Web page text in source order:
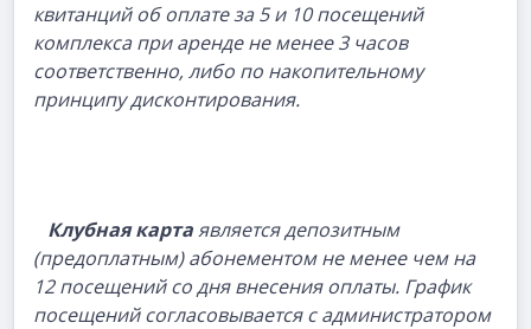
квитанций об оплате за 5 и 10 посещений
комплекса при аренде не менее 3 часов
соответственно, либо по накопительному
принципу дисконтирования.
Клубная картаявляется депозитным
(предоплатным) абонементом не менее чем на
12 посещений со дня внесения оплаты. График
посещений согласовывается с администратором